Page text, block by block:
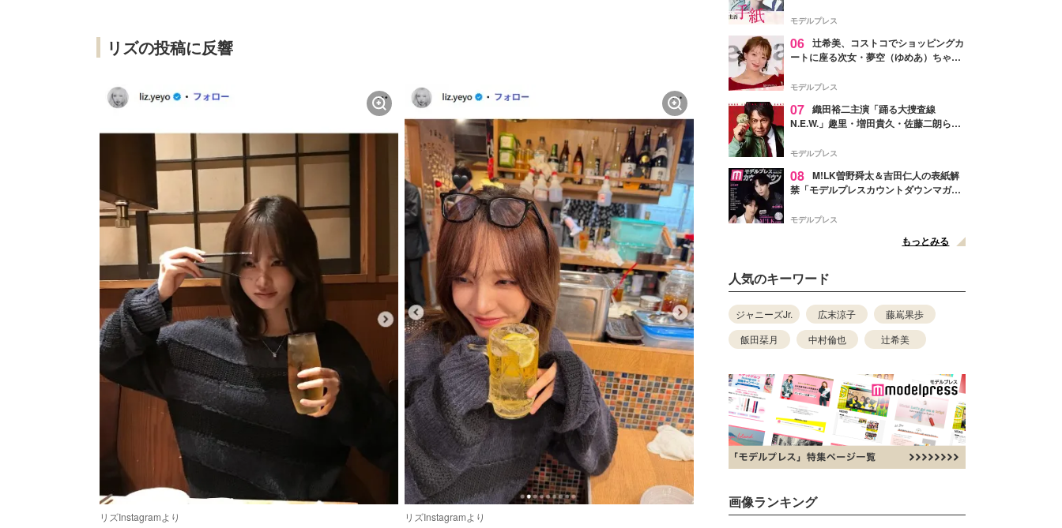
リズの投稿に反響
リズInstagramより リズInstagramより
モデルプレス
06 辻希美、コストコでショッピングカ
ートに座る次女・夢空（ゆめあ）ちゃん
ぎ」「成長を感じる」の声
モデルプレス
07 織田裕二主演「踊る大捜査線
N.E.W.」趣里・増田貴久・佐藤二朗ら新
徴する“謎のキーワード”も
モデルプレス
08 M!LK曽野舜太＆吉田仁人の表紙解
禁「モデルプレスカウントダウンマガジ
モデルプレス
もっとみる
人気のキーワード
ジャニーズJr. 広末涼子
藤嶌果歩
飯田栞月
中村倫也 辻希美
画像ランキング